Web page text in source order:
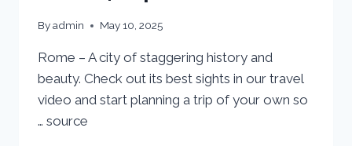
Byadmin May 10, 2025
Rome – A city of staggering history and
beauty. Check out its best sights in our travel
video and start planning a trip of your own so
… source